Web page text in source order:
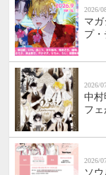
2026/
マ
プ
2026/
中村
フ
2026/
ソ